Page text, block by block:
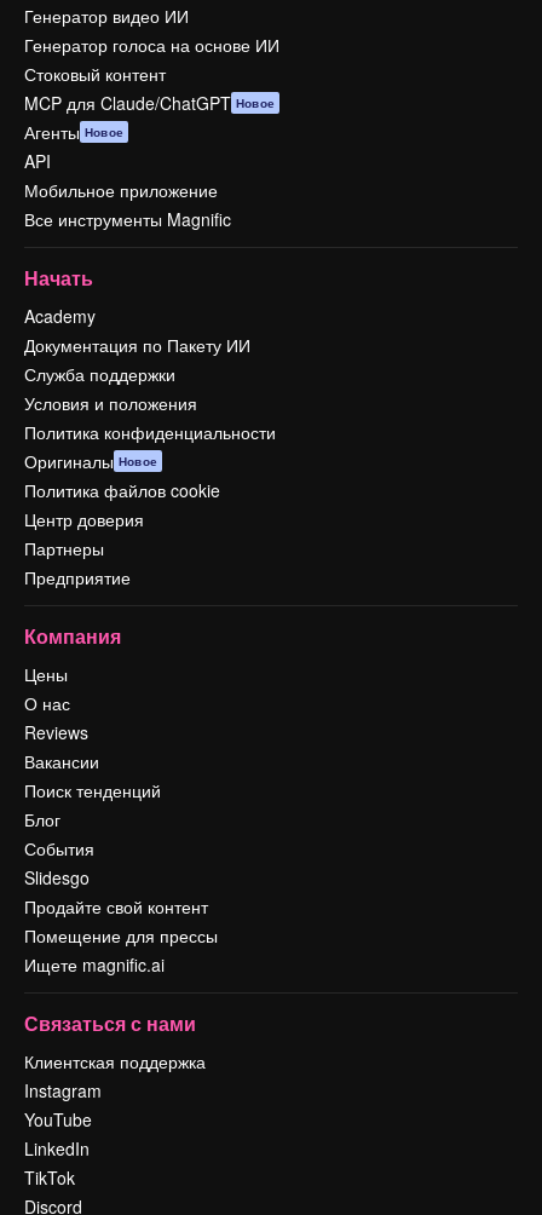
Генератор видео ИИ
Генератор голоса на основе ИИ
Стоковый контент
MCP для Claude/ChatGPT Новое
Агенты Новое
API
Мобильное приложение
Все инструменты Magnific
Начать
Academy
Документация по Пакету ИИ
Служба поддержки
Условия и положения
Политика конфиденциальности
Оригиналы Новое
Политика файлов cookie
Центр доверия
Партнеры
Предприятие
Компания
Цены
О нас
Reviews
Вакансии
Поиск тенденций
Блог
События
Slidesgo
Продайте свой контент
Помещение для прессы
Ищете magnific.ai
Связаться с нами
Клиентская поддержка
Instagram
YouTube
LinkedIn
TikTok
Discord